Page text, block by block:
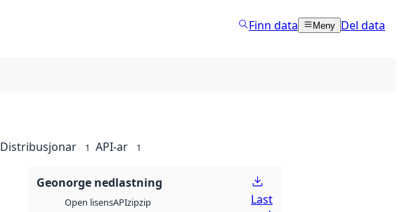
Finn data Meny Del data
Distribusjonar 1 API-ar 1
Geonorge nedlastning
Open lisensAPIzipzip
Last